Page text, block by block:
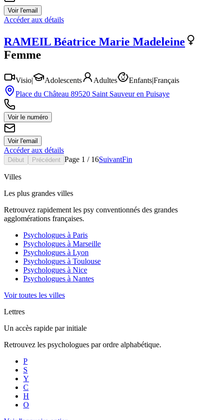
Voir l'email
Accéder aux détails
RAMEIL Béatrice Marie Madeleine
Femme
Visio| Adolescents Adultes Enfants|Français
Place du Château 89520 Saint Sauveur en Puisaye
Voir le numéro
Voir l'email
Accéder aux détails
Début Précédent Page 1 / 16SuivantFin
Villes
Les plus grandes villes
Retrouvez rapidement les psy conventionnés des grandes
agglomérations françaises.
Psychologues à Paris
Psychologues à Marseille
Psychologues à Lyon
Psychologues à Toulouse
Psychologues à Nice
Psychologues à Nantes
Voir toutes les villes
Lettres
Un accès rapide par initiale
Retrouvez les psychologues par ordre alphabétique.
P
S
Y
C
H
O